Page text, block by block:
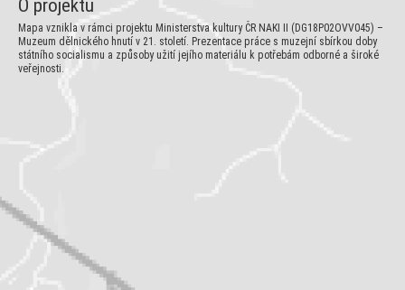
O projektu
Mapa vznikla v rámci projektu Ministerstva kultury ČR NAKI II (DG18P02OVV045) –
Muzeum dělnického hnutí v 21. století. Prezentace práce s muzejní sbírkou doby
státního socialismu a způsoby užití jejího materiálu k potřebám odborné a široké
veřejnosti.